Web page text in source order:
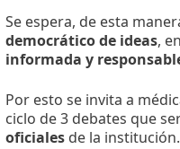
Se espera, de esta
democrático de ideas,
informada y
Por esto se invita a
ciclo de 3 debates que
oficiales de la institución.